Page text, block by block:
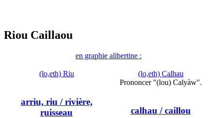
Riou Caillaou
en graphie alibertine :
(lo,eth) Riu
arriu, riu / rivière,
ruisseau
(lo,eth) Calhau
Prononcer "(lou) Calyàw".
calhau / caillou